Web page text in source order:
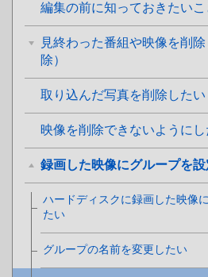
編集の前に知っておきたいこ
見終わった番組や映像を削
除）
取り込んだ写真を削除したい
映像を削除できないようにし
録画した映像にグループを
ハードディスクに録画した映像
たい
グループの名前を変更したい